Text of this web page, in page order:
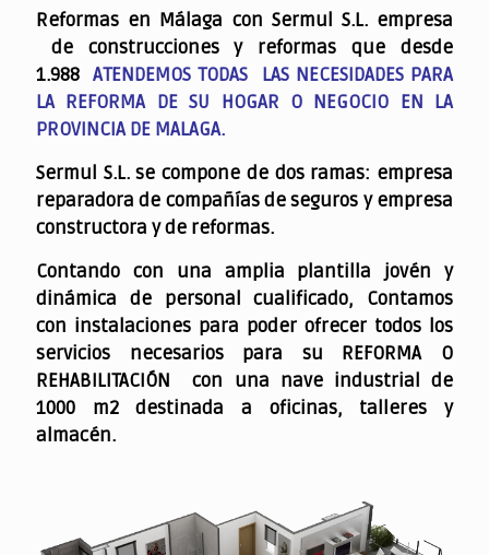
Reformas en Málaga con Sermul S.L. empresa
de construcciones y reformas que desde
1.988ATENDEMOS TODAS LAS NECESIDADES PARA
LA REFORMA DE SU HOGAR O NEGOCIO EN LA
PROVINCIA DE MALAGA.
Sermul S.L. se compone de dos ramas: empresa
reparadora de compañías de seguros y empresa
constructora y de reformas.
Contando con una amplia plantilla jovén y
dinámica de personal cualificado, Contamos
con instalaciones para poder ofrecer todos los
servicios necesarios para su REFORMA O
REHABILITACIÓN con una nave industrial de
1000 m2 destinada a oficinas, talleres y
almacén.